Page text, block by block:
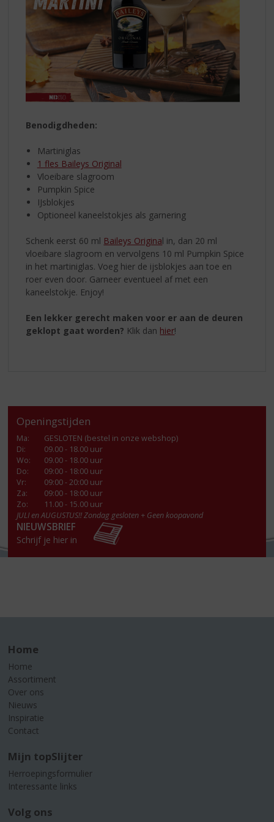
Benodigdheden:
Martiniglas
1 fles Baileys Original
Vloeibare slagroom
Pumpkin Spice
IJsblokjes
Optioneel kaneelstokjes als garnering
Schenk eerst 60 ml Baileys Original in, dan 20 ml
vloeibare slagroom en vervolgens 10 ml Pumpkin Spice
in het martiniglas. Voeg hier de ijsblokjes aan toe en
roer even door. Garneer eventueel af met een
kaneelstokje. Enjoy!
Een lekker gerecht maken voor er aan de deuren
geklopt gaat worden? Klik dan hier!
Openingstijden
Ma:
GESLOTEN (bestel in onze webshop)
Di:
09.00 - 18.00 uur
Wo:
09.00 - 18.00 uur
Do:
09:00 - 18:00 uur
Vr:
09:00 - 20:00 uur
Za:
09:00 - 18:00 uur
Zo:
11.00 - 15.00 uur
JULI en AUGUSTUS!! Zondag gesloten + Geen koopavond
NIEUWSBRIEF
Schrijf je hier in
Home
Home
Assortiment
Over ons
Nieuws
Inspiratie
Contact
Mijn topSlijter
Herroepingsformulier
Interessante links
Volg ons